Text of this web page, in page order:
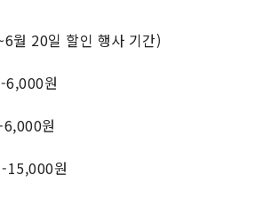
월 20일 할인 행사 기간)
6,000원
원
15,000원